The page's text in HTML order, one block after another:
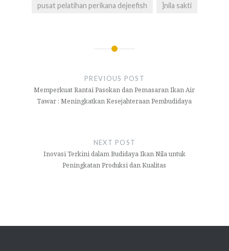
pusat pelatihan perikana dejeefish ]nila sakti
PREVIOUS POST
Memperkuat Rantai Pasokan dan Pemasaran Ikan Air
Tawar : Meningkatkan Kesejahteraan Pembudidaya
NEXT POST
Inovasi Terkini dalam Budidaya Ikan Nila untuk
Peningkatan Produksi dan Kualitas